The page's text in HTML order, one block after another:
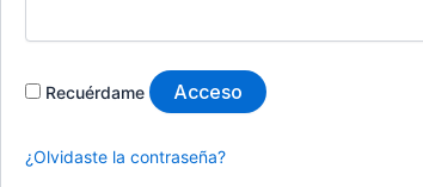
Recuérdame Acceso
¿Olvidaste la contraseña?